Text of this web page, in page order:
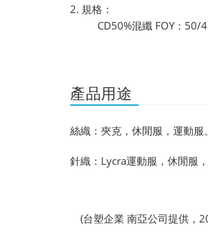
2. 規格：
CD50%混纖 FOY：50/
產品用途
絲織：夾克，休閒服，運動服
針織：Lycra運動服，休閒服
(台塑企業 南亞公司提供，